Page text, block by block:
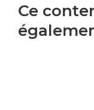
Ce